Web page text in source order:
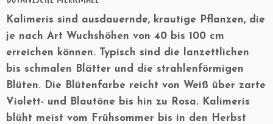
Kalimeris sind ausdauernde, krautige Pflanzen, die
je nach Art Wuchshöhen von 40 bis 100 cm
erreichen können. Typisch sind die lanzettlichen
bis schmalen Blätter und die strahlenförmigen
Blüten. Die Blütenfarbe reicht von Weiß über zarte
Violett- und Blautöne bis hin zu Rosa. Kalimeris
blüht meist vom Frühsommer bis in den Herbst